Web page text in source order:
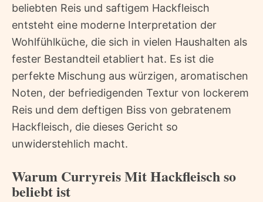
beliebten Reis und saftigem Hackfleisch
entsteht eine moderne Interpretation der
Wohlfühlküche, die sich in vielen Haushalten als
fester Bestandteil etabliert hat. Es ist die
perfekte Mischung aus würzigen, aromatischen
Noten, der befriedigenden Textur von lockerem
Reis und dem deftigen Biss von gebratenem
Hackfleisch, die dieses Gericht so
unwiderstehlich macht.
Warum Curryreis Mit Hackfleisch so
beliebt ist